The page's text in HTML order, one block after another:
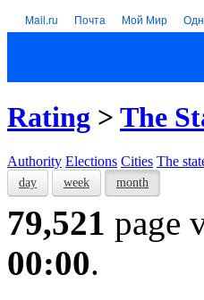
Mail.ru Почта Мой Мир
Rating > The
Authority Elections Cities The
day week month
79,521 page
00:00.